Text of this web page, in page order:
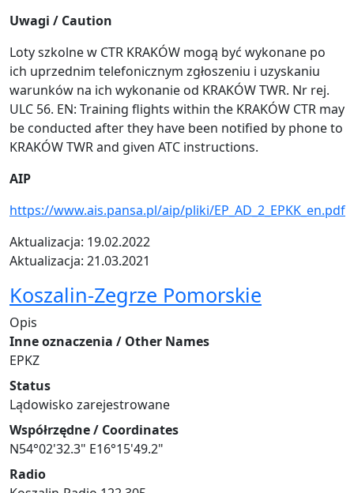
Uwagi / Caution
Loty szkolne w CTR KRAKÓW mogą być wykonane po
ich uprzednim telefonicznym zgłoszeniu i uzyskaniu
warunków na ich wykonanie od KRAKÓW TWR. Nr rej.
ULC 56. EN: Training flights within the KRAKÓW CTR may
be conducted after they have been notified by phone to
KRAKÓW TWR and given ATC instructions.
AIP
https://www.ais.pansa.pl/aip/pliki/EP_AD_2_EPKK_en.pdf
Aktualizacja: 19.02.2022
Aktualizacja: 21.03.2021
Koszalin-Zegrze Pomorskie
Opis
Inne oznaczenia / Other Names
EPKZ
Status
Lądowisko zarejestrowane
Współrzędne / Coordinates
N54°02'32.3" E16°15'49.2"
Radio